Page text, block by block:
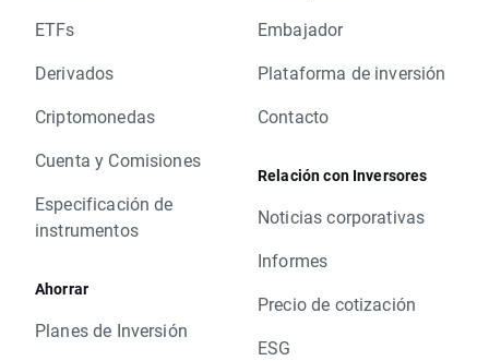
ETFs
Derivados
Criptomonedas
Cuenta y Comisiones
Especificación de
instrumentos
Ahorrar
Planes de Inversión
Embajador
Plataforma de inversión
Contacto
Relación con Inversores
Noticias corporativas
Informes
Precio de cotización
ESG